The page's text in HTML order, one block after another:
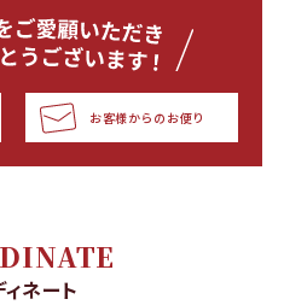
お客様からのお便り
ネート